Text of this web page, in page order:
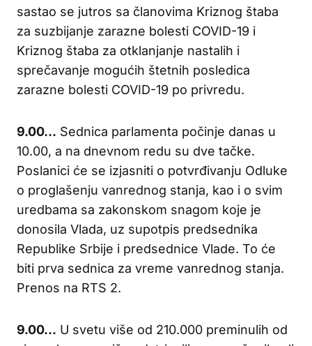
sastao se jutros sa članovima Kriznog štaba
za suzbijanje zarazne bolesti COVID-19 i
Kriznog štaba za otklanjanje nastalih i
sprečavanje mogućih štetnih posledica
zarazne bolesti COVID-19 po privredu.
9.00… Sednica parlamenta počinje danas u
10.00, a na dnevnom redu su dve tačke.
Poslanici će se izjasniti o potvrđivanju Odluke
o proglašenju vanrednog stanja, kao i o svim
uredbama sa zakonskom snagom koje je
donosila Vlada, uz supotpis predsednika
Republike Srbije i predsednice Vlade. To će
biti prva sednica za vreme vanrednog stanja.
Prenos na RTS 2.
9.00… U svetu više od 210.000 preminulih od